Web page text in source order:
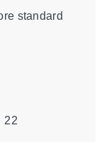
standard
22